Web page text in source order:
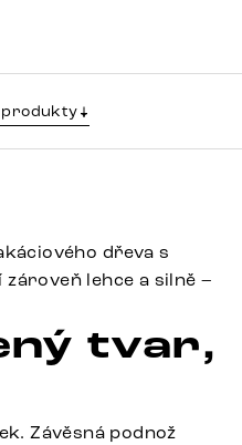
produkty
dřeva s
lehce a silně –
tvar,
Závěsná podnož